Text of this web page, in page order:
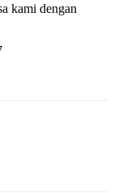
kami dengan